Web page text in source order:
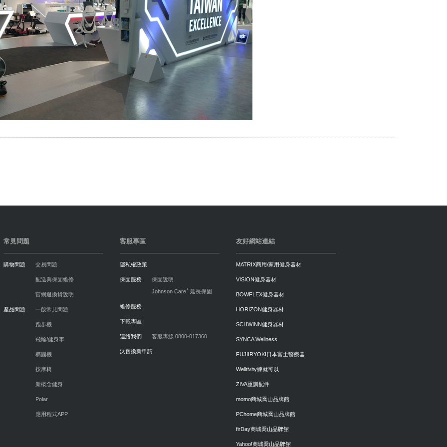
常見問題
購物問題 交易問題
配送與保固維修
官網退換貨說明
產品問題 一般常見問題
跑步機
飛輪/健身車
橢圓機
按摩椅
新概念健身
Polar
應用程式APP
客服專區
隱私權政策
保固服務
保固說明
Johnson Care+ 延長保固
維修服務
下載專區
連絡我們 客服專線 0800-017360
汰舊換新申請
友好網站連結
MATRIX商用/家用健身器材
VISION健身器材
BOWFLEX健身器材
HORIZON健身器材
SCHWINN健身器材
SYNCA Wellness
FUJIIRYOKI日本富士醫療器
Welltivity練就可以
ZIVA重訓配件
momo商城喬山品牌館
PChome商城喬山品牌館
firDay商城喬山品牌館
Yahoo!商城喬山品牌館